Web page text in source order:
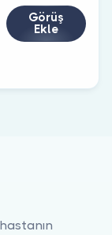
Görüş
Ekle